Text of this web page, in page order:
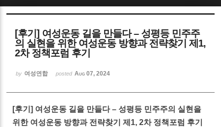
[후기] 여성운동 길을 만들다 – 성평등 민주주
의 실현을 위한 여성운동 방향과 전략찾기 제1,
2차 정책포럼 후기
by 여성연합 posted Aug 07, 2024
[후기] 여성운동 길을 만들다 – 성평등 민주주의 실현을
위한 여성운동 방향과 전략찾기 제1, 2차 정책포럼 후기
Sketchbook5, 스케치북5
Sketchbook5, 스케치북5